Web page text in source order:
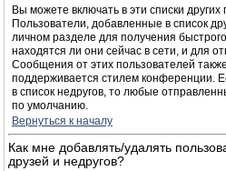
Вы можете включать в эти списки
Пользователи, добавленные в список
личном разделе для получения
находятся ли они сейчас в сети, и для
Сообщения от этих пользователей
поддерживается стилем конференции.
в список недругов, то любые
по умолчанию.
Вернуться к началу
Как мне добавлять/удалять
друзей и недругов?